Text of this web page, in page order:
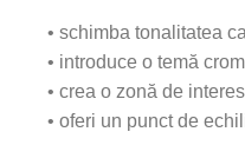
• schimba tonalitatea
• introduce o temă
• crea o zonă de interes
• oferi un punct de